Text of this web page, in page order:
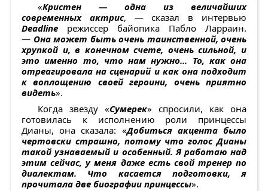
«Кристен — одна из величайших
современных актрис, — сказал в интервью
Deadline режиссер байопика Пабло Ларраин.
— Она может быть очень таинственной, очень
хрупкой и, в конечном счете, очень сильной, и
это именно то, что нам нужно... То, как она
отреагировала на сценарий и как она подходит
к воплощению своей героини, очень приятно
видеть».
Когда звезду «Сумерек» спросили, как она
готовилась к исполнению роли принцессы
Дианы, она сказала: «Добиться акцента было
чертовски страшно, потому что голос Дианы
такой узнаваемый и особенный. Я работаю над
этим сейчас, у меня даже есть свой тренер по
диалектам. Что касается подготовки, я
прочитала две биографии принцессы».